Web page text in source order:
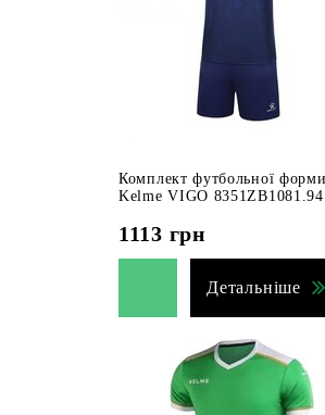
Комплект футбольної форми
Kelme VIGO
1113 грн
Детальніше